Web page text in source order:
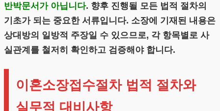
반박문서가 아닙니다. 향후 진행될 모든 법적 절차의
기초가 되는 중요한 서류입니다. 소장에 기재된 내용은
상대방의 일방적 주장일 수 있으므로, 각 항목별로 사
실관계를 철저히 확인하고 검증해야 합니다.
이혼소장접수절차 법적 절차와
실무적 대비사항